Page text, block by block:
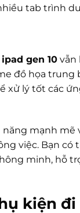
tab trình
ipad gen 10 vẫn
đồ họa
xử lý tốt các
năng mạnh
việc. Bạn
minh, hỗ
kiện